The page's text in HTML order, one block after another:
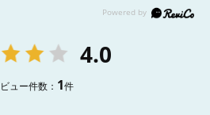
4.0
ュー件数： 1件